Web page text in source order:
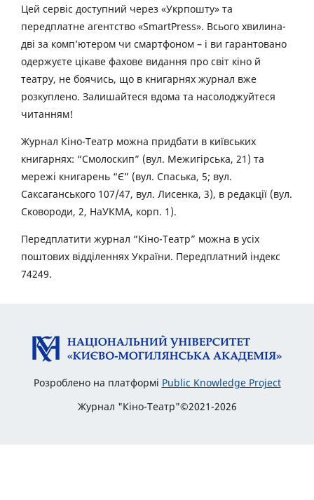
Цей сервіс доступний через «Укрпошту» та
передплатне агентство «SmartPress». Всього хвилина-
дві за комп’ютером чи смартфоном – і ви гарантовано
одержуєте цікаве фахове видання про світ кіно й
театру, не боячись, що в книгарнях журнал вже
розкуплено. Залишайтеся вдома та насолоджуйтеся
читанням!
Журнал Кіно-Театр можна придбати в київських
книгарнях: “Смолоскип” (вул. Межигірська, 21) та
мережі книгарень “Є” (вул. Спаська, 5; вул.
Саксаганського 107/47, вул. Лисенка, 3), в редакції (вул.
Сковороди, 2, НаУКМА, корп. 1).
Передплатити журнал “Кіно-Театр” можна в усіх
поштових відділеннях України. Передплатний індекс
74249.
Розроблено на платформі Public Knowledge Project
Журнал "Кіно-Театр"©2021-2026